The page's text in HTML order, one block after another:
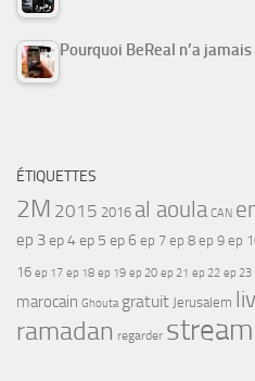
Pourquoi BeReal n’a
ÉTIQUETTES
2M 2015 2016 al aoula CAN
ep 3ep 4ep 5 ep 6 ep 7 ep 8 ep 9 ep
16 ep 17 ep 18 ep 19 ep 20 ep 21 ep 22 ep 23
marocain Ghouta gratuit Jerusalem
ramadan regarder